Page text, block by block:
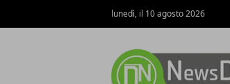
lunedì, il 10 agosto 2026